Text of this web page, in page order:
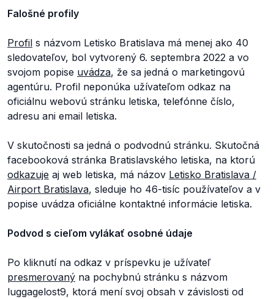
Falošné profily
Profil s názvom Letisko Bratislava má menej ako 40
sledovateľov, bol vytvorený 6. septembra 2022 a vo
svojom popise uvádza, že sa jedná o marketingovú
agentúru. Profil neponúka užívateľom odkaz na
oficiálnu webovú stránku letiska, telefónne číslo,
adresu ani email letiska.
V skutočnosti sa jedná o podvodnú stránku. Skutočná
facebooková stránka Bratislavského letiska, na ktorú
odkazuje aj web letiska, má názov Letisko Bratislava /
Airport Bratislava, sleduje ho 46-tisíc používateľov a v
popise uvádza oficiálne kontaktné informácie letiska.
Podvod s cieľom vylákať osobné údaje
Po kliknutí na odkaz v príspevku je užívateľ
presmerovaný na pochybnú stránku s názvom
luggagelost9, ktorá mení svoj obsah v závislosti od